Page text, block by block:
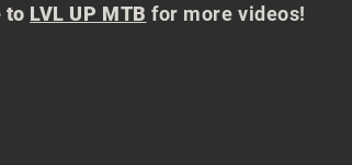
to LVL UP MTB for more videos!